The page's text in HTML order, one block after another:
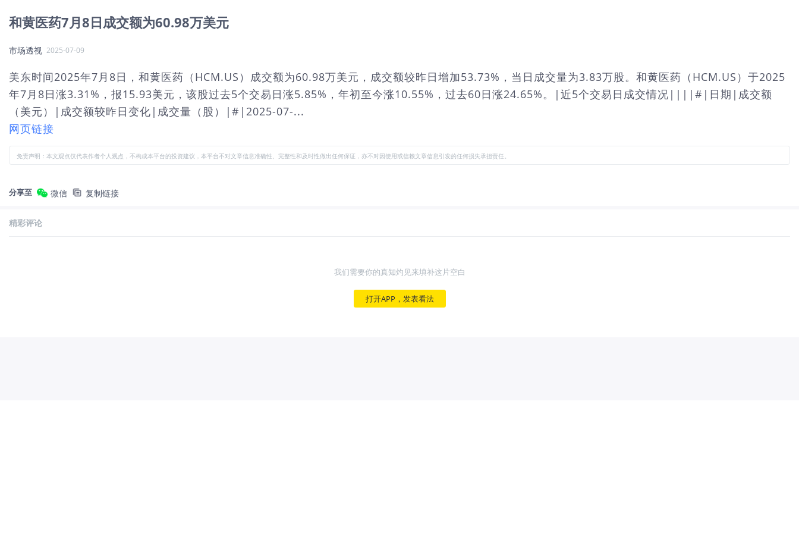
和黄医药7月8日成交额为60.98万美元
市场透视 2025-07-09
美东时间2025年7月8日，和黄医药（HCM.US）成交额为60.98万美元，成交额较昨日增加53.73%，当日成交量为3.83万股。和黄医药（HCM.US）于2025
年7月8日涨3.31%，报15.93美元，该股过去5个交易日涨5.85%，年初至今涨10.55%，过去60日涨24.65%。|近5个交易日成交情况||||#|日期|成交额
（美元）|成交额较昨日变化|成交量（股）|#|2025-07-...
网页链接
免责声明：本文观点仅代表作者个人观点，不构成本平台的投资建议，本平台不对文章信息准确性、完整性和及时性做出任何保证，亦不对因使用或信赖文章信息引发的任何损失承担责任。
分享至 微信 复制链接
精彩评论
我们需要你的真知灼见来填补这片空白
打开APP，发表看法